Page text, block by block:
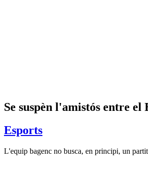
Se suspèn l'amistós entre
Esports
L'equip bagenc no busca, en principi, un